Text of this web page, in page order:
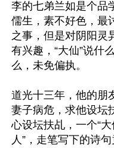
李的七弟兰如是个品
儒生，素不好色，最
之事，但是对阴阳灵
有兴趣，“大仙”说什
么，未免偏执。
道光十三年，他的朋
妻子病危，求他设坛
心设坛扶乩，一个“
人”，走笔写下的诗